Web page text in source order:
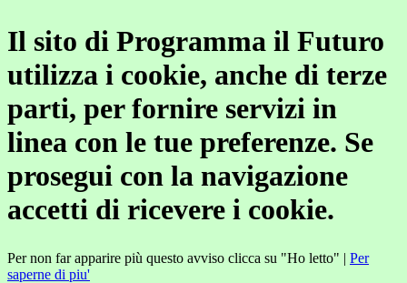
Il sito di Programma il Futuro
utilizza i cookie, anche di terze
parti, per fornire servizi in
linea con le tue preferenze. Se
prosegui con la navigazione
accetti di ricevere i cookie.
Per non far apparire più questo avviso clicca su "Ho letto" | Per
saperne di piu'